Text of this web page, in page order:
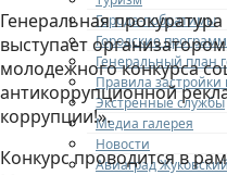
Города-побратимы
Городские
Генеральный план
Правила
Экстренные службы
Медиа галерея
Новости
Авиаград
Генеральная
выступает
молодежного конкурса
антикоррупционной
коррупции!».
Конкурс проводится в